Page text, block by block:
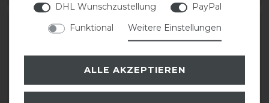
-20%
DHL Wunschzustellung
PayPal
Funktional
Weitere Einstellungen
ALLE AKZEPTIEREN